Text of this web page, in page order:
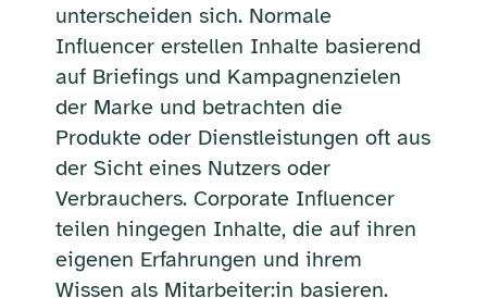
unterscheiden sich. Normale
Influencer erstellen Inhalte basierend
auf Briefings und Kampagnenzielen
der Marke und betrachten die
Produkte oder Dienstleistungen oft aus
der Sicht eines Nutzers oder
Verbrauchers. Corporate Influencer
teilen hingegen Inhalte, die auf ihren
eigenen Erfahrungen und ihrem
Wissen als Mitarbeiter:in basieren.